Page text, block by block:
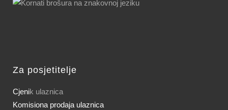
Za posjetitelje
Cjenik ulaznica
Komisiona prodaja ulaznica